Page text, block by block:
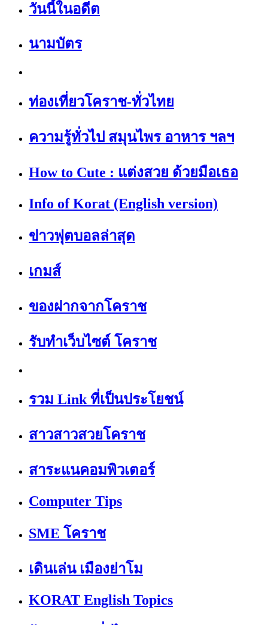
วันนี้ในอดีต
นามบัตร
ท่องเที่ยวโคราช-ทั่วไทย
ความรู้ทั่วไป สมุนไพร อาหาร ฯลฯ
How to Cute : แต่งสวย ด้วยมือเธอ
Info of Korat (English version)
ข่าวฟุตบอลล่าสุด
เกมส์
ของฝากจากโคราช
รับทำเว็บไซต์ โคราช
รวม Link ที่เป็นประโยชน์
สาวสาวสวยโคราช
สาระแนคอมพิวเตอร์
Computer Tips
SME โคราช
เดินเล่น เมืองย่าโม
KORAT English Topics